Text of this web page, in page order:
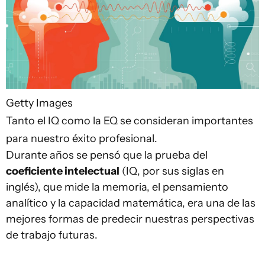
Getty Images
Tanto el IQ como la EQ se consideran importantes
para nuestro éxito profesional.
Durante años se pensó que la prueba del
coeficiente intelectual (IQ, por sus siglas en
inglés), que mide la memoria, el pensamiento
analítico y la capacidad matemática, era una de las
mejores formas de predecir nuestras perspectivas
de trabajo futuras.